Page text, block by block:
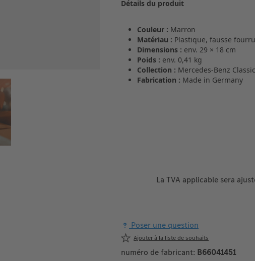
Détails du produit
Couleur : Marron
Matériau : Plastique, fausse
Dimensions : env. 29 × 18 cm
Poids : env. 0,41 kg
Collection : Mercedes‑Benz
Fabrication : Made in Germany
La TVA applicable sera
Poser une question
Ajouter à la liste de souhaits
numéro de fabricant: B66041451